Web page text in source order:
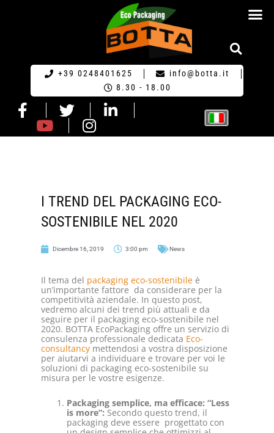
+39 0248401625
info@botta.it
8.30 - 18.00
I TREND DEL PACKAGING ECO-
SOSTENIBILE NEL 2020
Dicembre 16, 2019 3:00 pm News
Il tema del packaging eco-sostenibileè
un’importante fattore da considerare per la
competitività aziendale. In questo post,
vedremo alcuni dei trend più attuali e da
seguire per il packaging eco-sostenibile nel
2020. BOTTA EcoPackaging offre un servizio di
consulenza professionale dedicata Eco-
consultancymettendosi a vostra disposizione
per aiutarvi a individuare e trovare per voi le
soluzioni di packaging eco-sostenibile su
misura per le vostre esigenze.
Packaging semplice, ma efficace: “Less
is more”: Secondo questo trend, il
packaging deve essere progettato con